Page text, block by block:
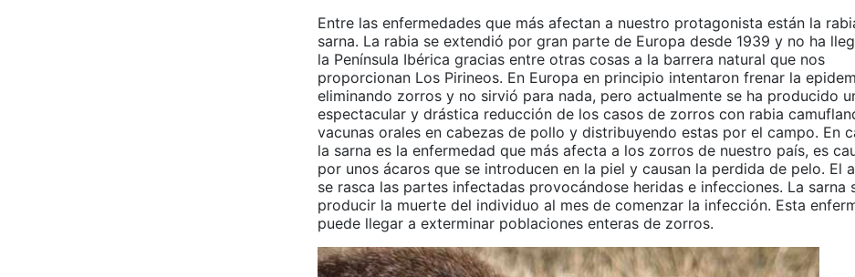
Entre las enfermedades que más afectan a nuestro protagonista están la
sarna. La rabia se extendió por gran parte de Europa desde 1939 y no ha
la Península Ibérica gracias entre otras cosas a la barrera natural que nos
proporcionan Los Pirineos. En Europa en principio intentaron frenar la
eliminando zorros y no sirvió para nada, pero actualmente se ha producido
espectacular y drástica reducción de los casos de zorros con rabia
vacunas orales en cabezas de pollo y distribuyendo estas por el campo. En
la sarna es la enfermedad que más afecta a los zorros de nuestro país, es
por unos ácaros que se introducen en la piel y causan la perdida de pelo. El
se rasca las partes infectadas provocándose heridas e infecciones. La sarna
producir la muerte del individuo al mes de comenzar la infección. Esta
puede llegar a exterminar poblaciones enteras de zorros.